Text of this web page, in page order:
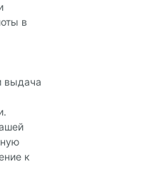
в
выдача
к